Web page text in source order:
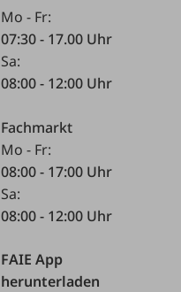
Mo - Fr:
07:30 - 17.00 Uhr
Sa:
08:00 - 12:00 Uhr
Fachmarkt
Mo - Fr:
08:00 - 17:00 Uhr
Sa:
08:00 - 12:00 Uhr
FAIE App
herunterladen